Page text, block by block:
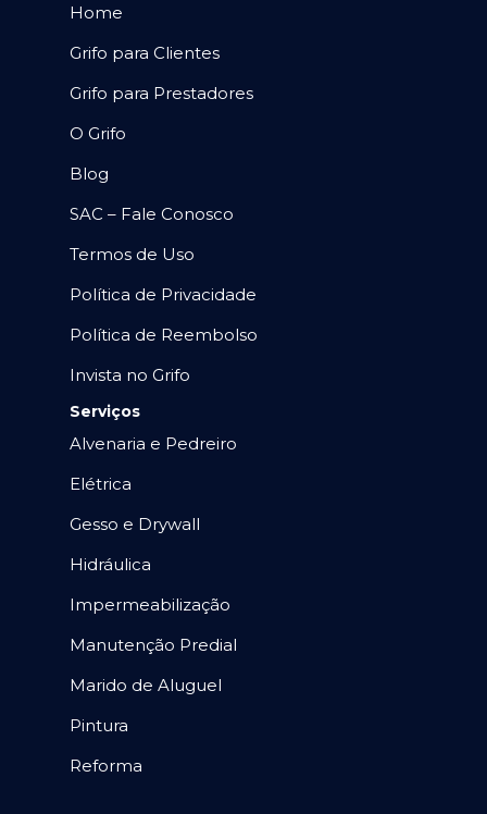
Home
Grifo para Clientes
Grifo para Prestadores
O Grifo
Blog
SAC – Fale Conosco
Termos de Uso
Política de Privacidade
Política de Reembolso
Invista no Grifo
Serviços
Alvenaria e Pedreiro
Elétrica
Gesso e Drywall
Hidráulica
Impermeabilização
Manutenção Predial
Marido de Aluguel
Pintura
Reforma